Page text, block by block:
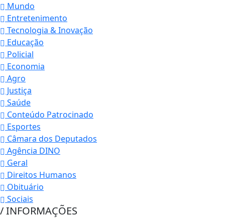
Mundo
Entretenimento
Tecnologia & Inovação
Educação
Policial
Economia
Agro
Justiça
Saúde
Conteúdo Patrocinado
Esportes
Câmara dos Deputados
Agência DINO
Geral
Direitos Humanos
Obituário
Sociais
/ INFORMAÇÕES